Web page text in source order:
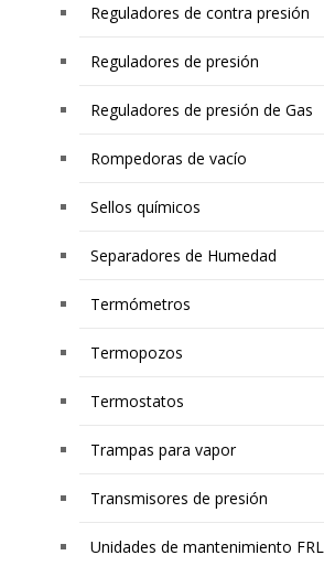
Reguladores de contra presión
Reguladores de presión
Reguladores de presión de Gas
Rompedoras de vacío
Sellos químicos
Separadores de Humedad
Termómetros
Termopozos
Termostatos
Trampas para vapor
Transmisores de presión
Unidades de mantenimiento FRL